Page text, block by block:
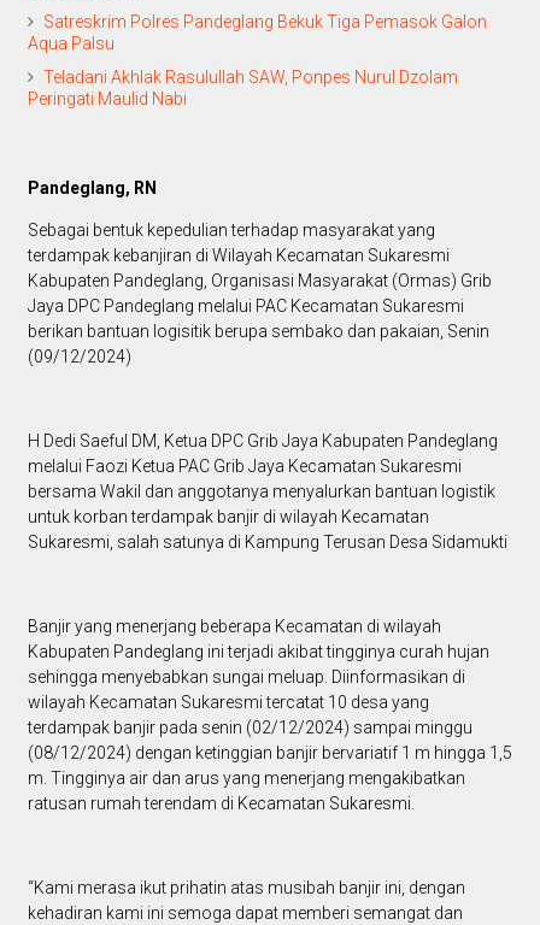
Satreskrim Polres Pandeglang Bekuk Tiga Pemasok Galon
Aqua Palsu
Teladani Akhlak Rasulullah SAW, Ponpes Nurul Dzolam
Peringati Maulid Nabi
Pandeglang, RN
Sebagai bentuk kepedulian terhadap masyarakat yang
terdampak kebanjiran di Wilayah Kecamatan Sukaresmi
Kabupaten Pandeglang, Organisasi Masyarakat (Ormas) Grib
Jaya DPC Pandeglang melalui PAC Kecamatan Sukaresmi
berikan bantuan logisitik berupa sembako dan pakaian, Senin
(09/12/2024)
H Dedi Saeful DM, Ketua DPC Grib Jaya Kabupaten Pandeglang
melalui Faozi Ketua PAC Grib Jaya Kecamatan Sukaresmi
bersama Wakil dan anggotanya menyalurkan bantuan logistik
untuk korban terdampak banjir di wilayah Kecamatan
Sukaresmi, salah satunya di Kampung Terusan Desa Sidamukti
Banjir yang menerjang beberapa Kecamatan di wilayah
Kabupaten Pandeglang ini terjadi akibat tingginya curah hujan
sehingga menyebabkan sungai meluap. Diinformasikan di
wilayah Kecamatan Sukaresmi tercatat 10 desa yang
terdampak banjir pada senin (02/12/2024) sampai minggu
(08/12/2024) dengan ketinggian banjir bervariatif 1 m hingga 1,5
m. Tingginya air dan arus yang menerjang mengakibatkan
ratusan rumah terendam di Kecamatan Sukaresmi.
“Kami merasa ikut prihatin atas musibah banjir ini, dengan
kehadiran kami ini semoga dapat memberi semangat dan